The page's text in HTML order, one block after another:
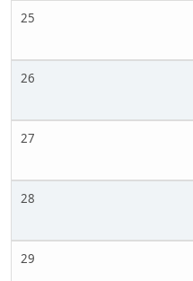
25
26
27
28
29